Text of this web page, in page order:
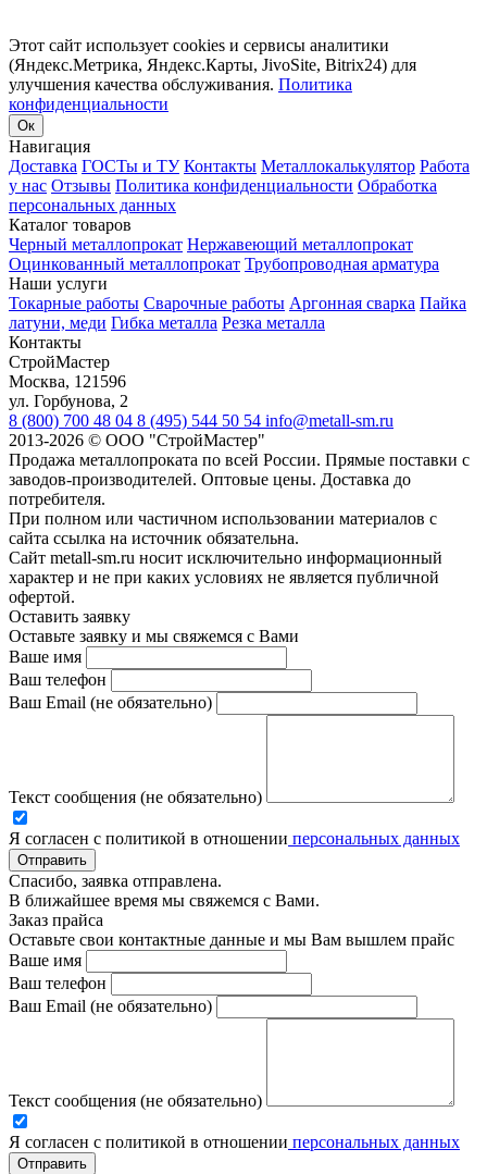
Этот сайт использует cookies и сервисы аналитики
(Яндекс.Метрика, Яндекс.Карты, JivoSite, Bitrix24) для
улучшения качества обслуживания. Политика
конфиденциальности
Ок
Навигация
Доставка ГОСТы и ТУ Контакты Металлокалькулятор Работа
у нас Отзывы Политика конфиденциальности Обработка
персональных данных
Каталог товаров
Черный металлопрокат Нержавеющий металлопрокат
Оцинкованный металлопрокат Трубопроводная арматура
Наши услуги
Токарные работы Сварочные работы Аргонная сварка Пайка
латуни, меди Гибка металла Резка металла
Контакты
СтройМастер
Москва, 121596
ул. Горбунова, 2
8 (800) 700 48 04 8 (495) 544 50 54 info@metall-sm.ru
2013-2026 © ООО "СтройМастер"
Продажа металлопроката по всей России. Прямые поставки с
заводов-производителей. Оптовые цены. Доставка до
потребителя.
При полном или частичном использовании материалов с
сайта ссылка на источник обязательна.
Сайт metall-sm.ru носит исключительно информационный
характер и не при каких условиях не является публичной
офертой.
Оставить заявку
Оставьте заявку и мы свяжемся с Вами
Ваше имя
Ваш телефон
Ваш Email (не обязательно)
Текст сообщения (не обязательно)
Я согласен с политикой в отношении персональных данных
Отправить
Спасибо, заявка отправлена.
В ближайшее время мы свяжемся с Вами.
Заказ прайса
Оставьте свои контактные данные и мы Вам вышлем прайс
Ваше имя
Ваш телефон
Ваш Email (не обязательно)
Текст сообщения (не обязательно)
Я согласен с политикой в отношении персональных данных
Отправить